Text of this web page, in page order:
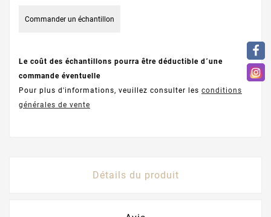
Commander un échantillon
Le coût des échantillons pourra être déductible d´une
commande éventuelle
Pour plus d'informations, veuillez consulter les conditions
générales de vente
Détails du produit